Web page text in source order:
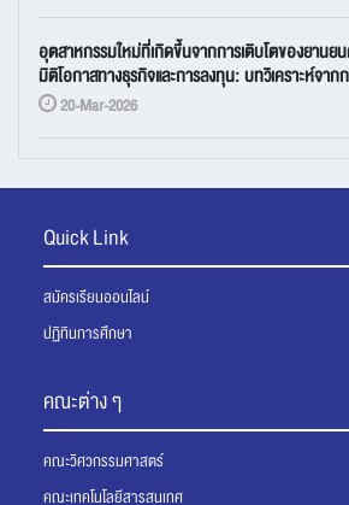
อุตสาหกรรมใหม่ที่เกิดขึ้นจากการเติบโตของยานย
มิติโอกาสทางธุรกิจและการลงทุน: บทวิเคราะห์จา
20-Mar-2026
Quick Link
สมัครเรียนออนไลน์
ปฏิทินการศึกษา
คณะต่าง ๆ
คณะวิศวกรรมศาสตร์
คณะเทคโนโลยีสารสนเทศ